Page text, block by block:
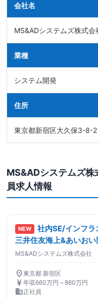
会社名
MS&ADシステムズ株式会
業種
システム開発
住所
東京都新宿区大久保3-8-2
MS&ADシステムズ株
員求人情報
NEW
社内SE/インフラ
三井住友海上&あいおい
ープ事業会社への内販
MS&ADシステムズ株式会社
location_on東京都 新宿区
currency_yen年収660万円～860万円
business正社員